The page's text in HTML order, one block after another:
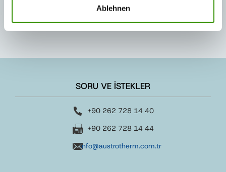
Ablehnen
SORU VE İSTEKLER
+90 262 728 14 40
+90 262 728 14 44
info@austrotherm.com.tr